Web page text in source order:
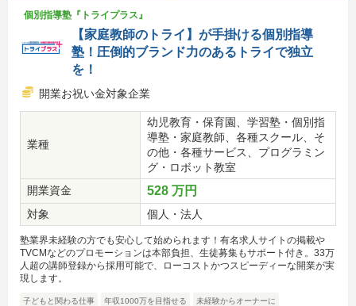
個別指導塾『トライプラス』
【家庭教師のトライ】が手掛ける個別指導
塾！圧倒的ブランド力のあるトライで独立
を！
開業お祝い金対象企業
業種
幼児教育・保育園、学習塾・個別指
導塾・家庭教師、各種スクール、そ
の他・各種サービス、プログラミン
グ・ロボット教室
開業資金
528 万円
対象 個人・法人
塾業界未経験の方でも安心して始められます！有名求人サイトの掲載や
TVCMなどのプロモーションは本部負担、生徒募集もサポート付き。33万
人超の講師登録から採用可能で、ローコストかつスピーディーな開業が実
現します。
子どもと関わる仕事 年収1000万を目指せる 未経験からオーナーに